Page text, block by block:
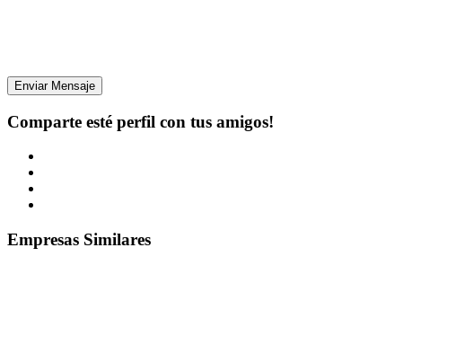
Enviar Mensaje
Comparte esté perfil con tus amigos!
Empresas Similares